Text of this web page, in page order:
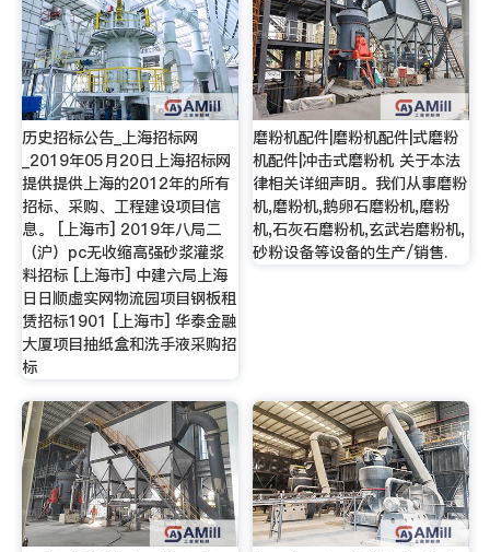
历史招标公告_上海招标网
_2019年05月20日上海招标网
提供提供上海的2012年的所有
招标、采购、工程建设项目信
息。 [上海市] 2019年八局二
（沪）pc无收缩高强砂浆灌浆
料招标 [上海市] 中建六局上海
日日顺虚实网物流园项目钢板租
赁招标1901 [上海市] 华泰金融
大厦项目抽纸盒和洗手液采购招
标
磨粉机配件|磨粉机配件|式磨粉
机配件|冲击式磨粉机 关于本法
律相关详细声明。我们从事磨粉
机,磨粉机,鹅卵石磨粉机,磨粉
机,石灰石磨粉机,玄武岩磨粉机,
砂粉设备等设备的生产/销售.